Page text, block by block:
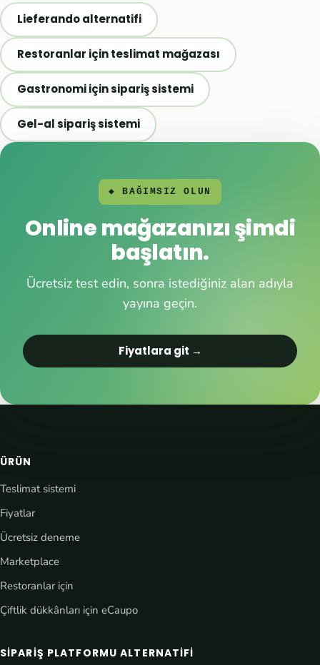
Lieferando alternatifi
Restoranlar için teslimat mağazası
Gastronomi için sipariş sistemi
Gel-al sipariş sistemi
◆ BAĞIMSIZ OLUN
Online mağazanızı şimdi
başlatın.
Ücretsiz test edin, sonra istediğiniz alan adıyla
yayına geçin.
Fiyatlara git →
ÜRÜN
Teslimat sistemi
Fiyatlar
Ücretsiz deneme
Marketplace
Restoranlar için
Çiftlik dükkânları için eCaupo
SIPARIŞ PLATFORMU ALTERNATIFI